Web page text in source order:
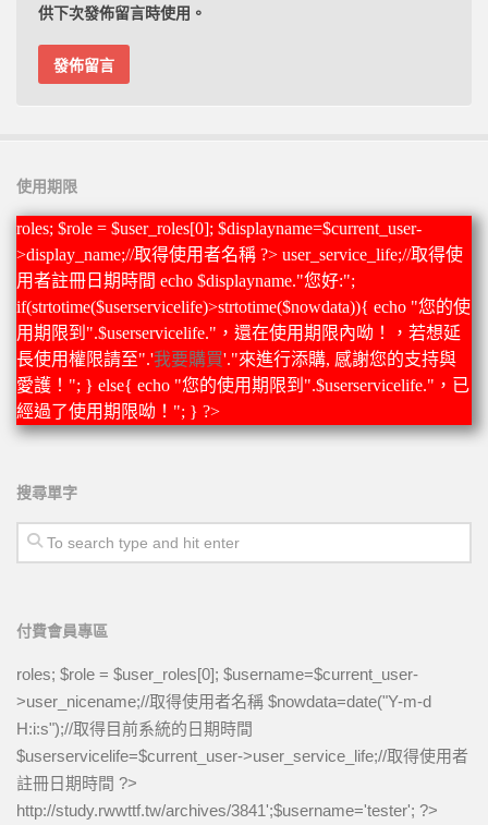
供下次發佈留言時使用。
使用期限
roles; $role = $user_roles[0]; $displayname=$current_user-
>display_name;//取得使用者名稱 ?> user_service_life;//取得使
用者註冊日期時間 echo $displayname."您好:";
if(strtotime($userservicelife)>strtotime($nowdata)){ echo "您的使
用期限到".$userservicelife."，還在使用期限內呦！，若想延
長使用權限請至".'我要購買'."來進行添購, 感謝您的支持與
愛護！"; } else{ echo "您的使用期限到".$userservicelife."，已
經過了使用期限呦！"; } ?>
搜尋單字
付費會員專區
roles; $role = $user_roles[0]; $username=$current_user-
>user_nicename;//取得使用者名稱 $nowdata=date("Y-m-d
H:i:s");//取得目前系統的日期時間
$userservicelife=$current_user->user_service_life;//取得使用者
註冊日期時間 ?>
http://study.rwwttf.tw/archives/3841';$username='tester'; ?>